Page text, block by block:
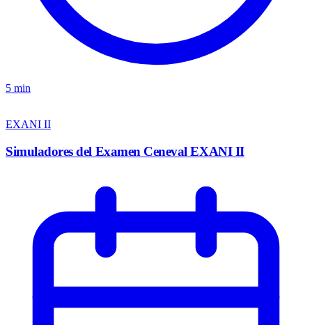
5 min
EXANI II
Simuladores del Examen Ceneval EXANI II